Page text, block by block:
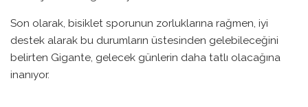
Son olarak, bisiklet sporunun zorluklarına rağmen, iyi
destek alarak bu durumların üstesinden gelebileceğini
belirten Gigante, gelecek günlerin daha tatlı olacağına
inanıyor.